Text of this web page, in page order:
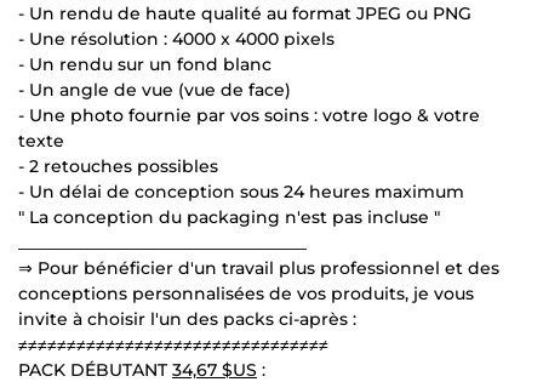
- Un rendu de haute qualité au format JPEG ou PNG
- Une résolution : 4000 x 4000 pixels
- Un rendu sur un fond blanc
- Un angle de vue (vue de face)
- Une photo fournie par vos soins : votre logo & votre
texte
- 2 retouches possibles
- Un délai de conception sous 24 heures maximum
" La conception du packaging n'est pas incluse "
⇒ Pour bénéficier d'un travail plus professionnel et des
conceptions personnalisées de vos produits, je vous
invite à choisir l'un des packs ci-après :
≠≠≠≠≠≠≠≠≠≠≠≠≠≠≠≠≠≠≠≠≠≠≠≠≠≠≠≠≠≠≠≠
PACK DÉBUTANT34,67 $US :